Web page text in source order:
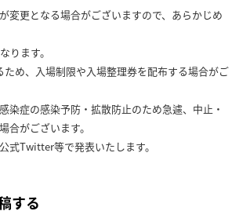
変更となる場合がございますので、あらかじめ
ります。
め、入場制限や入場整理券を配布する場合がご
染症の感染予防・拡散防止のため急遽、中止・
合がございます。
式Twitter等で発表いたします。
する